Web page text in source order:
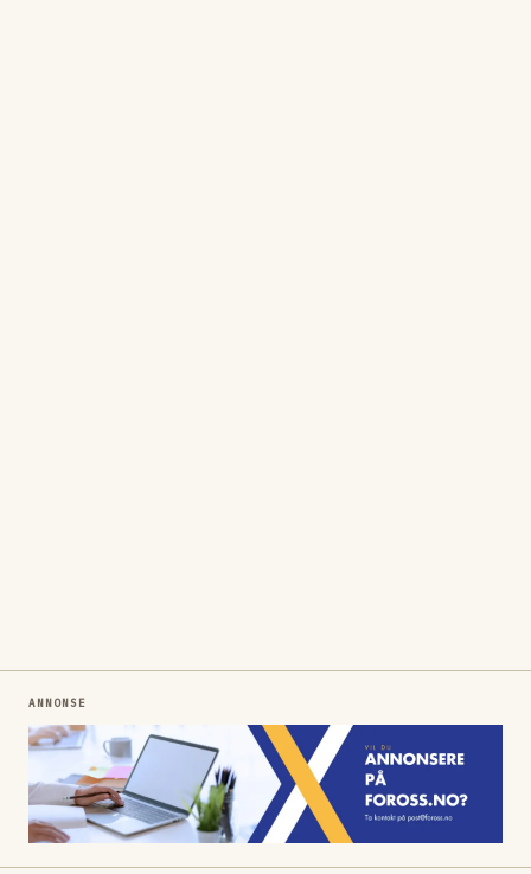
ANNONSE